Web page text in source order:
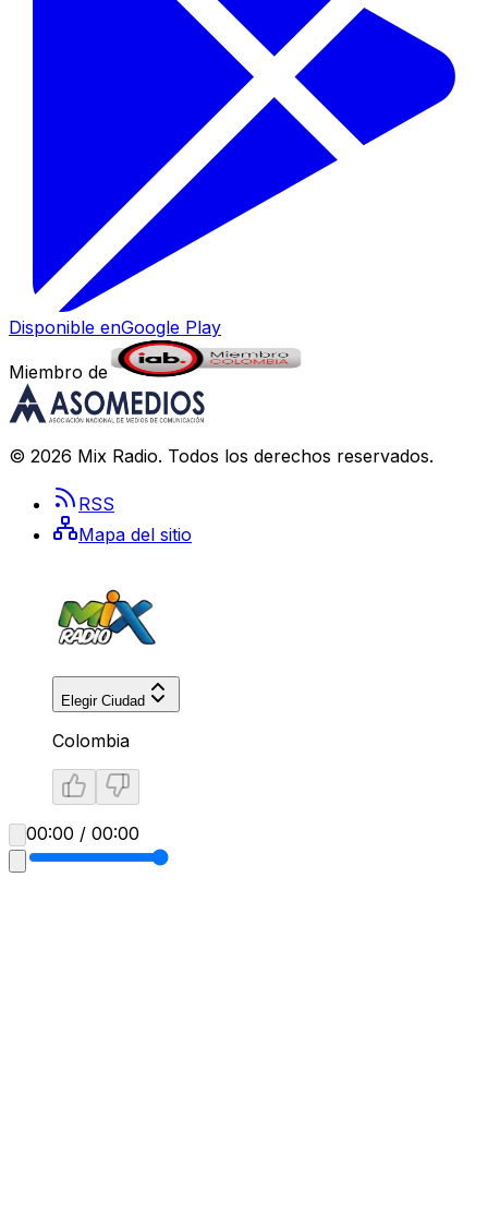
Disponible enGoogle Play
Miembro de
© 2026 Mix Radio. Todos los derechos reservados.
RSS
Mapa del sitio
Elegir Ciudad
Colombia
00:00 / 00:00